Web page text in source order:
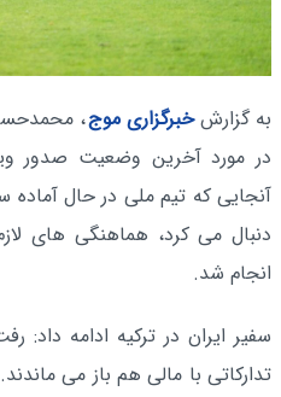
به گزارشخبرگزاری موج،
در مورد آخرین وضعیت صدور
آنجایی که تیم ملی در حال آماده
دنبال می کرد، هماهنگی های
انجام شد.
سفیر ایران در ترکیه ادامه داد:
تدارکاتی با مالی هم باز می